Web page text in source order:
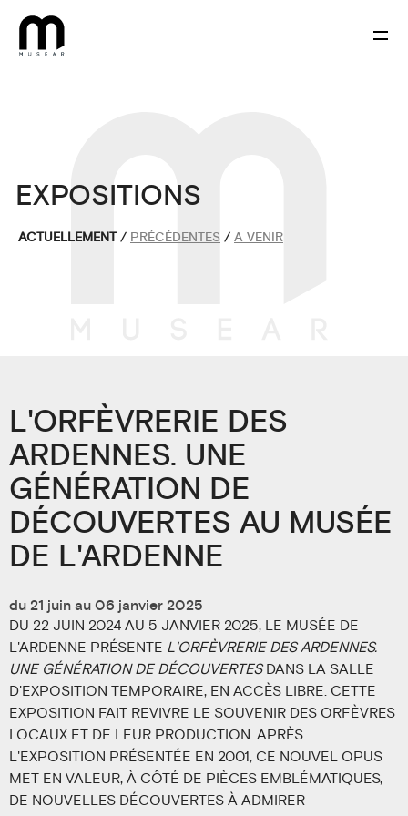
EXPOSITIONS
ACTUELLEMENT/ PRÉCÉDENTES / A VENIR
L'ORFÈVRERIE DES
ARDENNES. UNE
GÉNÉRATION DE
DÉCOUVERTES AU MUSÉE
DE L'ARDENNE
du 21 juin au 06 janvier 2025
DU 22 JUIN 2024 AU 5 JANVIER 2025, LE MUSÉE DE
L'ARDENNE PRÉSENTE L'ORFÈVRERIE DES ARDENNES.
UNE GÉNÉRATION DE DÉCOUVERTESDANS LA SALLE
D'EXPOSITION TEMPORAIRE, EN ACCÈS LIBRE. CETTE
EXPOSITION FAIT REVIVRE LE SOUVENIR DES ORFÈVRES
LOCAUX ET DE LEUR PRODUCTION. APRÈS
L'EXPOSITION PRÉSENTÉE EN 2001, CE NOUVEL OPUS
MET EN VALEUR, À CÔTÉ DE PIÈCES EMBLÉMATIQUES,
DE NOUVELLES DÉCOUVERTES À ADMIRER